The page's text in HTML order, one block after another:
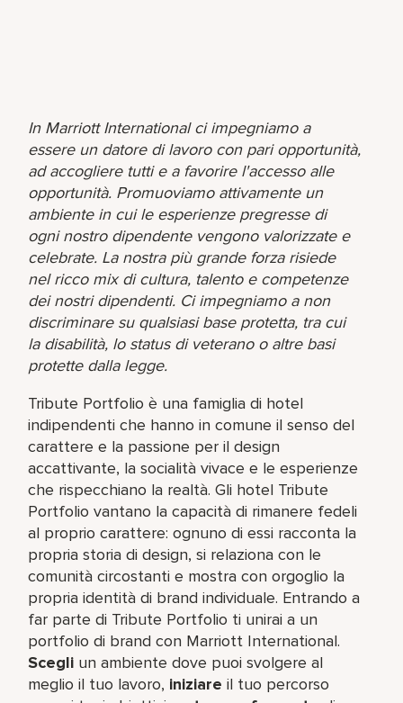
In Marriott International ci impegniamo a
essere un datore di lavoro con pari opportunità,
ad accogliere tutti e a favorire l'accesso alle
opportunità. Promuoviamo attivamente un
ambiente in cui le esperienze pregresse di
ogni nostro dipendente vengono valorizzate e
celebrate. La nostra più grande forza risiede
nel ricco mix di cultura, talento e competenze
dei nostri dipendenti. Ci impegniamo a non
discriminare su qualsiasi base protetta, tra cui
la disabilità, lo status di veterano o altre basi
protette dalla legge.
Tribute Portfolio è una famiglia di hotel
indipendenti che hanno in comune il senso del
carattere e la passione per il design
accattivante, la socialità vivace e le esperienze
che rispecchiano la realtà. Gli hotel Tribute
Portfolio vantano la capacità di rimanere fedeli
al proprio carattere: ognuno di essi racconta la
propria storia di design, si relaziona con le
comunità circostanti e mostra con orgoglio la
propria identità di brand individuale. Entrando a
far parte di Tribute Portfolio ti unirai a un
portfolio di brand con Marriott International.
Scegli un ambiente dove puoi svolgere al
meglio il tuo lavoro,​ iniziare il tuo percorso